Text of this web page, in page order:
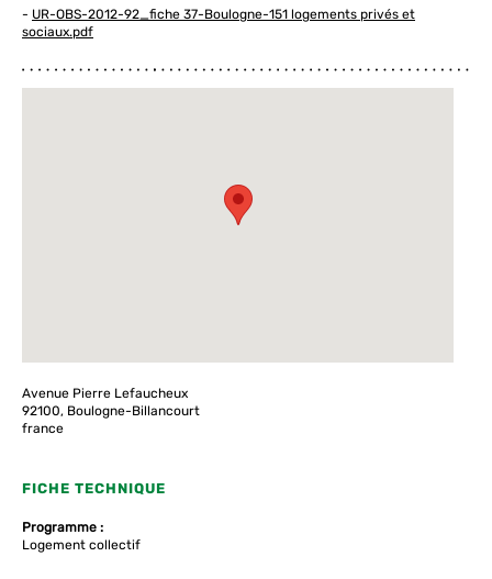
- UR-OBS-2012-92_fiche 37-Boulogne-151 logements privés et
sociaux.pdf
Avenue Pierre Lefaucheux
92100, Boulogne-Billancourt
france
FICHE TECHNIQUE
Programme :
Logement collectif